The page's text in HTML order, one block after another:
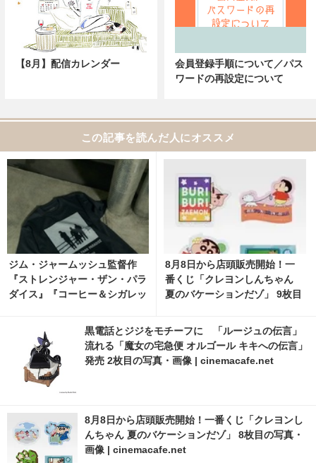
【8月】配信カレンダー
会員登録手順について／パス
ワードの再設定について
この記事を読んだ人にオススメ
ジム・ジャームッシュ監督作
『ストレンジャー・ザン・パラ
ダイス』『コーヒー＆シガレッ
ャルTシャツ発売 2枚目の写
真・画像 | cinemacafe.net
8月8日から店頭販売開始！一
番くじ「クレヨンしんちゃん
夏のバケーションだゾ」 9枚目
黒電話とジジをモチーフに 「ルージュの伝言」
流れる「魔女の宅急便 オルゴール キキへの伝言」
発売 2枚目の写真・画像 | cinemacafe.net
8月8日から店頭販売開始！一番くじ「クレヨンし
んちゃん 夏のバケーションだゾ」 8枚目の写真・
画像 | cinemacafe.net